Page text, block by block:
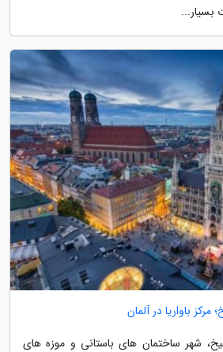
بسیار...
باواریا در آلمان
شهر ساختمان های باستانی و موزه های